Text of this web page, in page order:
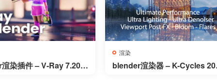
染插件 – V-Ray 7.20.0
渲染
blender渲染器 – K-Cycles